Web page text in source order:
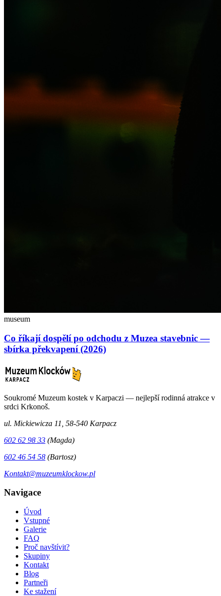
museum
Co říkají dospělí po odchodu z Muzea stavebnic —
sbírka překvapení (2026)
Soukromé Muzeum kostek v Karpaczi — nejlepší rodinná atrakce v
srdci Krkonoš.
ul. Mickiewicza 11, 58-540 Karpacz
602 62 98 33 (Magda)
602 46 54 58 (Bartosz)
Kontakt@muzeumklockow.pl
Navigace
Úvod
Vstupné
Galerie
FAQ
Proč navštívit?
Skupiny
Kontakt
Blog
Partneři
Ke stažení